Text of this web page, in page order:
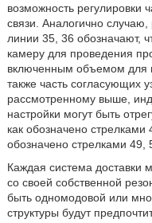
возможность регулировки
связи. Аналогично
линии 35, 36 обозначают,
камеру для проведения
включенным объемом для
также часть согласующих
рассмотренному выше,
настройки могут быть
как обозначено
обозначено стрелками 49,
Каждая система доставки
со своей собственной
быть одномодовой или
структуры будут